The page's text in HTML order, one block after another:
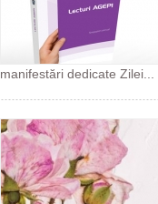
manifestări dedicate Zilei...